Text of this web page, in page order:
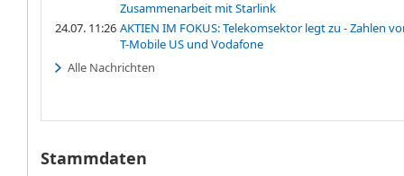
Zusammenarbeit mit Starlink
24.07. 11:26 AKTIEN IM FOKUS: Telekomsektor legt zu - Zahlen
T-Mobile US und Vodafone
Alle Nachrichten
Stammdaten